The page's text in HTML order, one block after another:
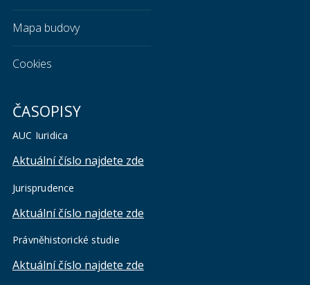
Mapa budovy
Cookies
ČASOPISY
AUC Iuridica
Aktuální číslo najdete zde
Jurisprudence
Aktuální číslo najdete zde
Právněhistorické studie
Aktuální číslo najdete zde